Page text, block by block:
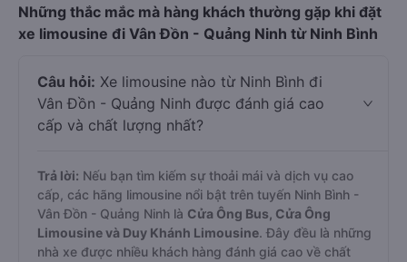
Những thắc mắc mà hàng khách thường gặp khi đặt
xe limousine đi Vân Đồn - Quảng Ninh từ Ninh Bình
Câu hỏi: Xe limousine nào từ Ninh Bình đi
Vân Đồn - Quảng Ninh được đánh giá cao
cấp và chất lượng nhất?
Trả lời: Nếu bạn tìm kiếm sự thoải mái và dịch vụ cao
cấp, các hãng limousine nổi bật trên tuyến Ninh Bình -
Vân Đồn - Quảng Ninh là Cửa Ông Bus, Cửa Ông
Limousine và Duy Khánh Limousine. Đây đều là những
nhà xe được nhiều khách hàng đánh giá cao về chất